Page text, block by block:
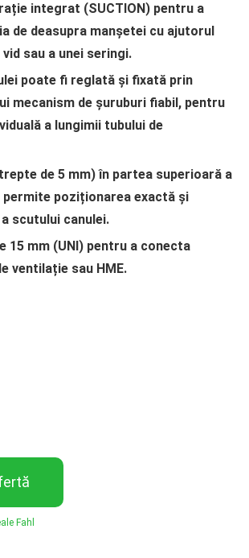
integrat (SUCTION) pentru a
de deasupra manșetei cu ajutorul
vid sau a unei seringi.
poate fi reglată și fixată prin
mecanism de șuruburi fiabil, pentru
a lungimii tubului de
de 5 mm) în partea superioară a
permite poziționarea exactă și
scutului canulei.
15 mm (UNI) pentru a conecta
ventilație sau HME.
Fahl